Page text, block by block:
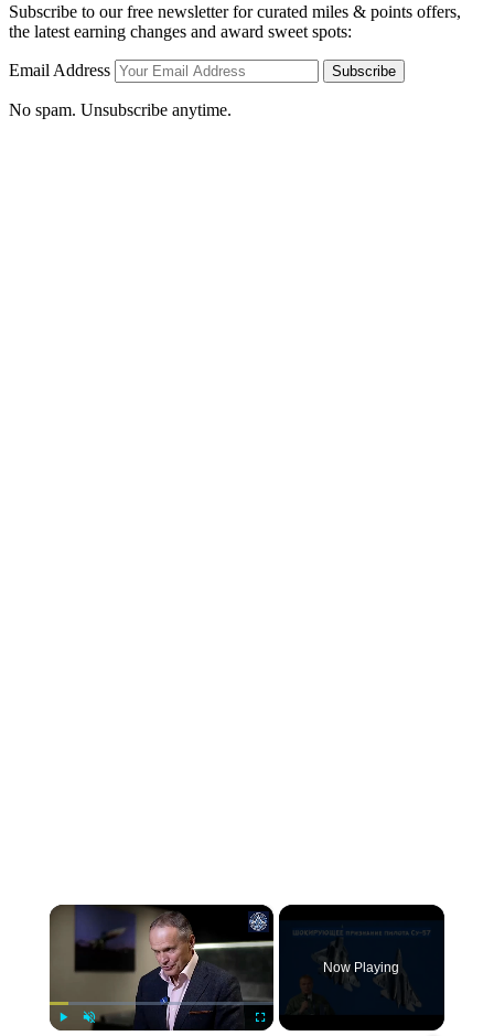
Subscribe to our free newsletter for curated miles & points offers,
the latest earning changes and award sweet spots:
Email Address Subscribe
No spam. Unsubscribe anytime.
×
Now Playing